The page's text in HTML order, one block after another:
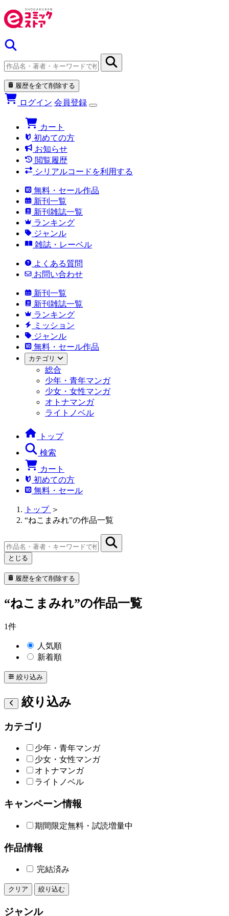
履歴を全て削除する
ログイン 会員登録
カート
初めての方
お知らせ
閲覧履歴
シリアルコードを利用する
無料・セール作品
新刊一覧
新刊雑誌一覧
ランキング
ジャンル
雑誌・レーベル
よくある質問
お問い合わせ
新刊一覧
新刊雑誌一覧
ランキング
ミッション
ジャンル
無料・セール作品
カテゴリ
総合
少年・青年マンガ
少女・女性マンガ
オトナマンガ
ライトノベル
トップ
検索
カート
初めての方
無料・セール
トップ ＞
“ねこまみれ”の作品一覧
とじる
履歴を全て削除する
“ねこまみれ”の作品一覧
1件
人気順
新着順
絞り込み
絞り込み
カテゴリ
少年・青年マンガ
少女・女性マンガ
オトナマンガ
ライトノベル
キャンペーン情報
期間限定無料・試読増量中
作品情報
完結済み
クリア 絞り込む
ジャンル